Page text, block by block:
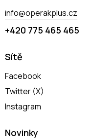
info@operakplus.cz
+420 775 465 465
Sítě
Facebook
Twitter (X)
Instagram
Novinky